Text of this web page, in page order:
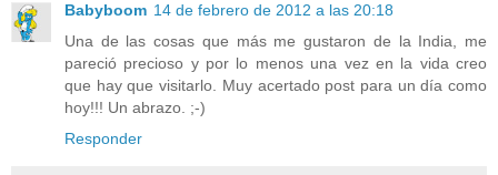
Babyboom 14 de febrero de 2012 a las 20:18
Una de las cosas que más me gustaron de la India, me
pareció precioso y por lo menos una vez en la vida creo
que hay que visitarlo. Muy acertado post para un día como
hoy!!! Un abrazo. ;-)
Responder